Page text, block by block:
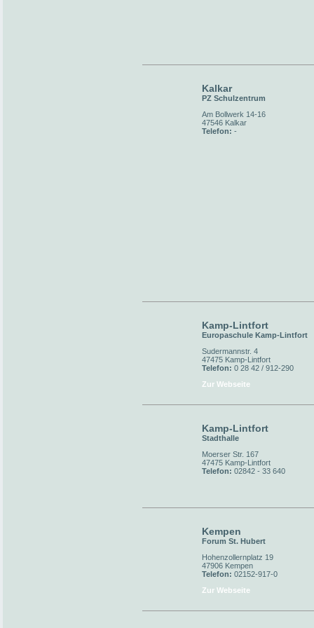
Kalkar
PZ Schulzentrum
Am Bollwerk 14-16
47546 Kalkar
Telefon: -
Kamp-Lintfort
Europaschule Kamp-Lintfort
Sudermannstr. 4
47475 Kamp-Lintfort
Telefon: 0 28 42 / 912-290
Zur Webseite
Kamp-Lintfort
Stadthalle
Moerser Str. 167
47475 Kamp-Lintfort
Telefon: 02842 - 33 640
Kempen
Forum St. Hubert
Hohenzollernplatz 19
47906 Kempen
Telefon: 02152-917-0
Zur Webseite